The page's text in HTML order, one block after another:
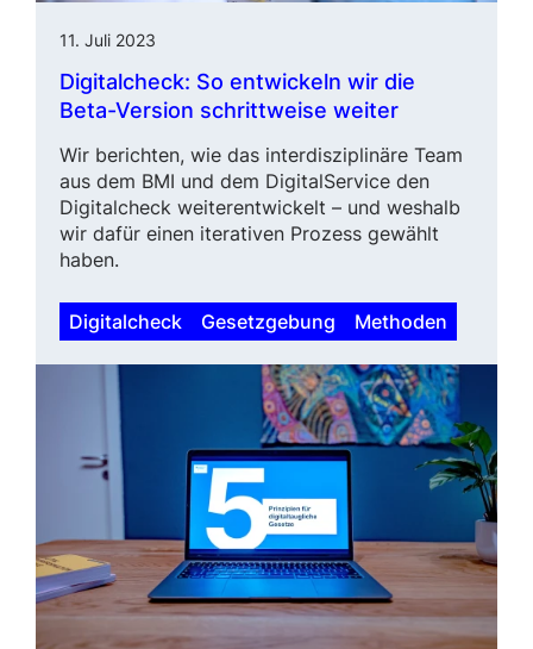
11. Juli 2023
Digitalcheck: So entwickeln wir die
Beta-Version schrittweise weiter
Wir berichten, wie das interdis­zipli­näre Team
aus dem BMI und dem DigitalService den
Digitalcheck wei­ter­entwickelt – und weshalb
wir dafür einen iterativen Prozess gewählt
haben.
Digitalcheck Gesetzgebung Methoden